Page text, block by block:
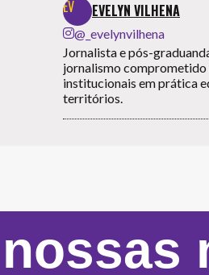
EVELYN VILHENA
@_evelynvilhena
Jornalista e pós-
jornalismo
institucionais em prática
territórios.
nossas